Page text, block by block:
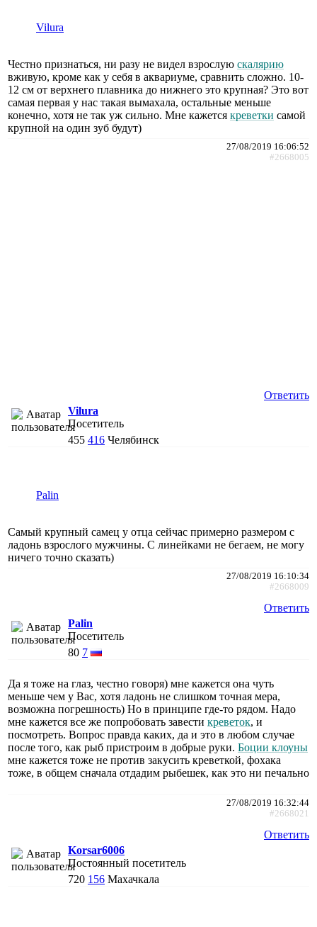
Vilura
Честно признаться, ни разу не видел взрослую скалярию
вживую, кроме как у себя в аквариуме, сравнить сложно. 10-
12 см от верхнего плавника до нижнего это крупная? Это вот
самая первая у нас такая вымахала, остальные меньше
конечно, хотя не так уж сильно. Мне кажется креветки самой
крупной на один зуб будут)
27/08/2019 16:06:52
#2668005
Ответить
Vilura
Посетитель
455 416 Челябинск
Palin
Самый крупный самец у отца сейчас примерно размером с
ладонь взрослого мужчины. С линейками не бегаем, не могу
ничего точно сказать)
27/08/2019 16:10:34
#2668009
Ответить
Palin
Посетитель
80 7
Да я тоже на глаз, честно говоря) мне кажется она чуть
меньше чем у Вас, хотя ладонь не слишком точная мера,
возможна погрешность) Но в принципе где-то рядом. Надо
мне кажется все же попробовать завести креветок, и
посмотреть. Вопрос правда каких, да и это в любом случае
после того, как рыб пристроим в добрые руки. Боции клоуны
мне кажется тоже не против закусить креветкой, фохака
тоже, в общем сначала отдадим рыбешек, как это ни печально
27/08/2019 16:32:44
#2668021
Ответить
Korsar6006
Постоянный посетитель
720 156 Махачкала